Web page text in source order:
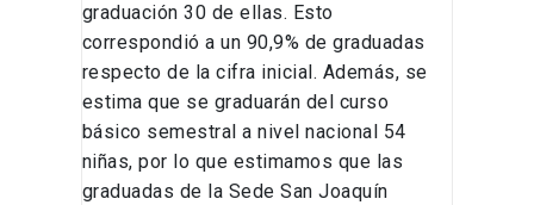
graduación 30 de ellas. Esto
correspondió a un 90,9% de graduadas
respecto de la cifra inicial. Además, se
estima que se graduarán del curso
básico semestral a nivel nacional 54
niñas, por lo que estimamos que las
graduadas de la Sede San Joaquín